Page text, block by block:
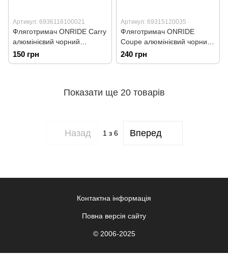
Артикул: 6936116100021
Фляготримач ONRIDE Carry
алюмінієвий чорний
(polybag)
150 грн
Артикул: 69315120035
Фляготримач ONRIDE
Coupe алюмінієвий чорний
(плаский прут)
240 грн
Показати ще 20 товарів
Назад 1 з 6 Вперед
Контактна інформація
Повна версія сайту
© 2006-2025